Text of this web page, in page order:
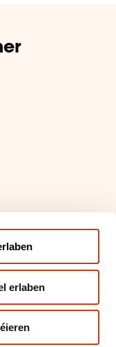
erlaben